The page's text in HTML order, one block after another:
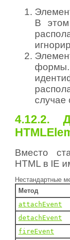
В этом
формы.
случае
4.12.2.
Вместо
HTML в IE
Нестандартные
Метод
attachEvent
detachEvent
fireEvent